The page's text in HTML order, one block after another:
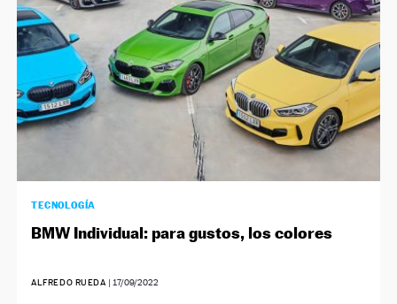
TECNOLOGÍA
BMW Individual: para gustos, los colores
ALFREDO RUEDA | 17/09/2022